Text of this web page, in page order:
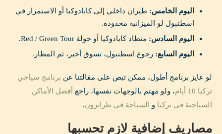
اليوم الخامس: طيران داخلي إلى كابادوكيا أو الاستمرار في
اسطنبول لو الميزانية محدودة.
اليوم السادس: منطاد كابادوكيا أو جولة Red / Green Tour.
اليوم السابع: رجوع اسطنبول، تسوق أخير، ثم المطار.
لو عايز برنامج أطول، ممكن تبص على مقالتنا عن برنامج سياحي
تركيا 10 أيام
، ولو مهتم بالوجهات نفسها، راجع أفضل الأماكن
السياحية في تركيا و السياحة في طرابزون.
مصاريف إضافية لازم تحسبها